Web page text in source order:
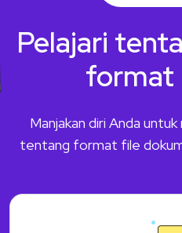
Pelajari
format
Manjakan diri Anda
tentang format file